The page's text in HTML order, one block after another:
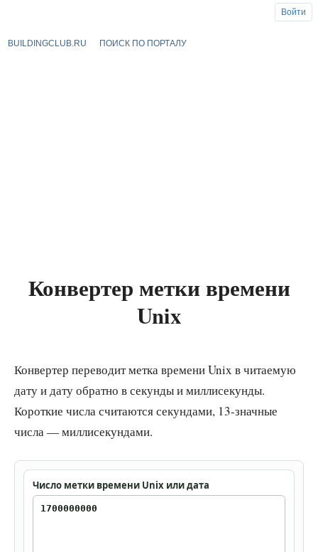
BUILDINGCLUB.RU ПОИСК ПО ПОРТАЛУ
Конвертер метки времени
Unix
Конвертер переводит метка времени Unix в читаемую
дату и дату обратно в секунды и миллисекунды.
Короткие числа считаются секундами, 13-значные
числа — миллисекундами.
Число метки времени Unix или дата
Войти